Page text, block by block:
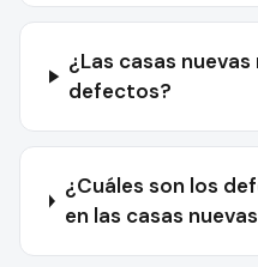
¿Las casas
defectos?
¿Cuáles son los
en las casas